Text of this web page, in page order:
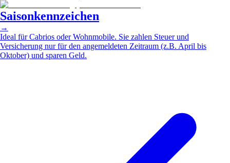
Saisonkennzeichen
→
Ideal für Cabrios oder Wohnmobile. Sie zahlen Steuer und
Versicherung nur für den angemeldeten Zeitraum (z.B. April bis
Oktober) und sparen Geld.